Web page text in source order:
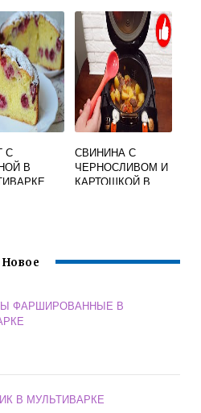
С
В
СВИНИНА С
ЧЕРНОСЛИВОМ И
КАРТОШКОЙ В
Новое
ФАРШИРОВАННЫЕ В
В МУЛЬТИВАРКЕ